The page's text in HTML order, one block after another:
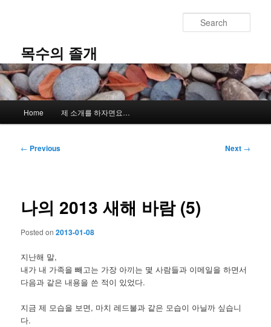
content목수의 졸개
Home 제 소개를 하자면요…
Post
← Previous Next →
나의 2013 새해 바람 (5)
Posted on2013-01-08
지난해 말,
내가 내 가족을 빼고는 가장 아끼는 몇 사람들과 이메일을 하면서
다음과 같은 내용을 쓴 적이 있었다.
지금 제 모습을 보면, 마치 레드불과 같은 모습이 아닐까 싶습니
다.